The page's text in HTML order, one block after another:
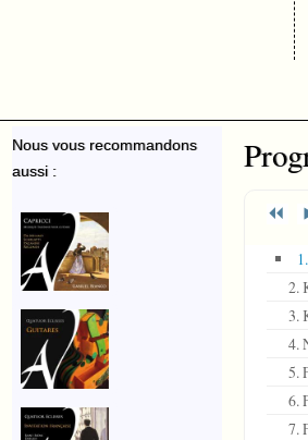
Nous vous recommandons
aussi :
2.
3.
4.
5.
6.
7.